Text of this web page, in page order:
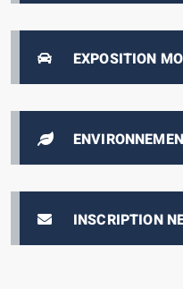
EXPOSITION
DE 1893 À NOS
INSCRIPTION
E-PRIX